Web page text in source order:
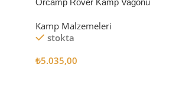
Orcamp Rover Kamp Vagonu
Kamp Malzemeleri
stokta
₺5.035,00